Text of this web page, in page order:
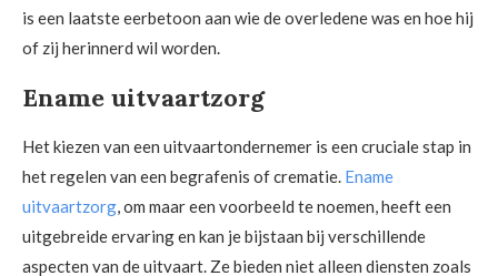
is een laatste eerbetoon aan wie de overledene was en hoe hij
of zij herinnerd wil worden.
Ename uitvaartzorg
Het kiezen van een uitvaartondernemer is een cruciale stap in
het regelen van een begrafenis of crematie. Ename
uitvaartzorg, om maar een voorbeeld te noemen, heeft een
uitgebreide ervaring en kan je bijstaan bij verschillende
aspecten van de uitvaart. Ze bieden niet alleen diensten zoals